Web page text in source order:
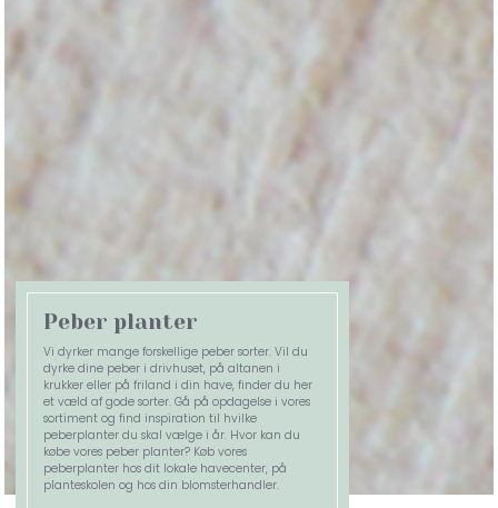
Peber planter
Vi dyrker mange forskellige peber sorter. Vil du
dyrke dine peber i drivhuset, på altanen i
krukker eller på friland i din have, finder du her
et væld af gode sorter. Gå på opdagelse i vores
sortiment og find inspiration til hvilke
peberplanter du skal vælge i år. Hvor kan du
købe vores peber planter? Køb vores
peberplanter hos dit lokale havecenter, på
planteskolen og hos din blomsterhandler.